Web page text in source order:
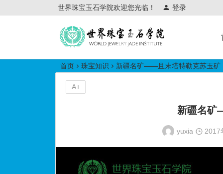
世界珠宝玉石学院欢迎您光临！ 登录
世界珠宝玉石学院培训中心
首页 珠宝知识 新疆名矿——且末塔特勒克苏玉矿
新疆名矿
yuxia 2017
A+